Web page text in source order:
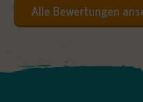
Alle Bewertungen